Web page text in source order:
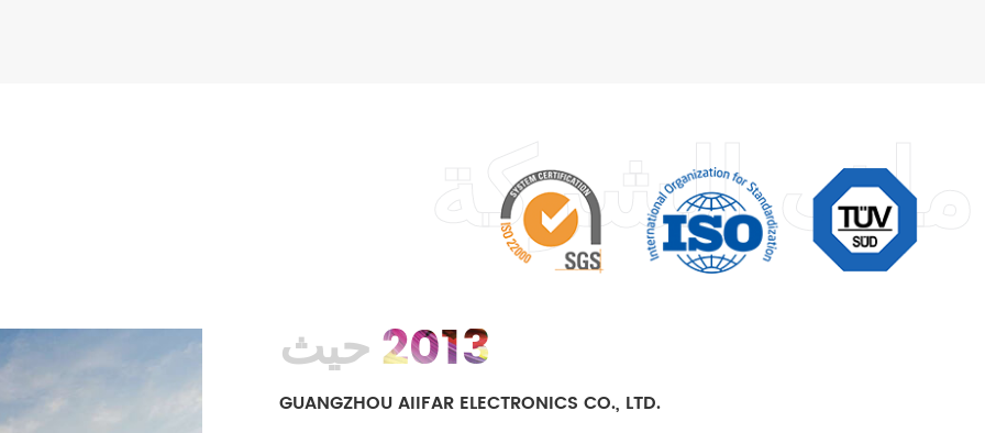
ملف الشركة
حيث2013
GUANGZHOU AIIFAR ELECTRONICS CO., LTD.